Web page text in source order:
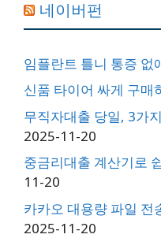
네이버펀
임플란트 틀니 통증 없
신품 타이어 싸게 구매
무직자대출 당일, 3가
2025-11-20
중금리대출 계산기로
11-20
카카오 대용량 파일 전
2025-11-20